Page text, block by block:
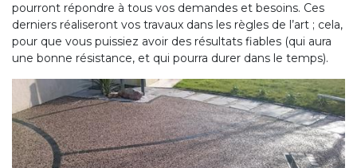
pourront répondre à tous vos demandes et besoins. Ces
derniers réaliseront vos travaux dans les règles de l’art ; cela,
pour que vous puissiez avoir des résultats fiables (qui aura
une bonne résistance, et qui pourra durer dans le temps).